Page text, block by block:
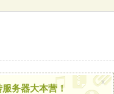
务器大本营！
x